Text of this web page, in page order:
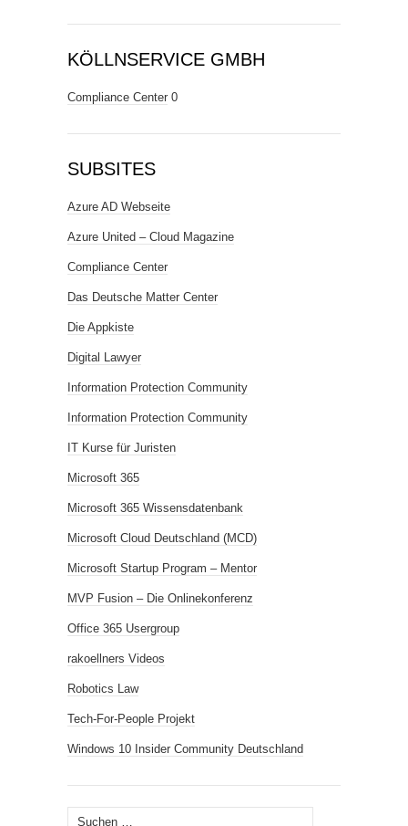
KÖLLNSERVICE GMBH
Compliance Center 0
SUBSITES
Azure AD Webseite
Azure United – Cloud Magazine
Compliance Center
Das Deutsche Matter Center
Die Appkiste
Digital Lawyer
Information Protection Community
Information Protection Community
IT Kurse für Juristen
Microsoft 365
Microsoft 365 Wissensdatenbank
Microsoft Cloud Deutschland (MCD)
Microsoft Startup Program – Mentor
MVP Fusion – Die Onlinekonferenz
Office 365 Usergroup
rakoellners Videos
Robotics Law
Tech-For-People Projekt
Windows 10 Insider Community Deutschland
Suchen